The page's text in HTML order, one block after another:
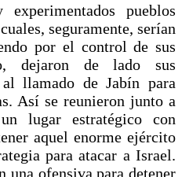
pueblos
seguramente, serían
por el control de sus
dejaron de lado sus
llamado de Jabín para
Así se reunieron junto a
lugar estratégico con
aquel enorme ejército
para atacar a Israel.
una ofensiva para detener